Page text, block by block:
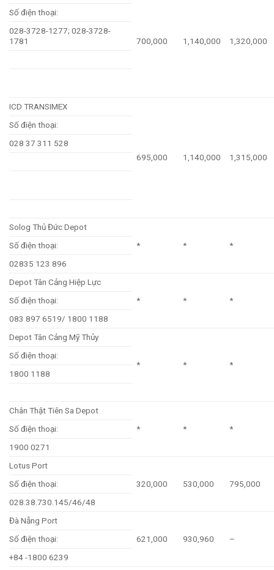
700,000 1,140,000 1,320,000
Số điện thoại:
028-3728-1277; 028-3728-
1781
ICD TRANSIMEX
695,000 1,140,000 1,315,000
Số điện thoại:
028 37 311 528
Solog Thủ Đức Depot
*
* *
Số điện thoại:
02835 123 896
Depot Tân Cảng Hiệp Lực
*
* *
Số điện thoại:
083 897 6519/ 1800 1188
Depot Tân Cảng Mỹ Thủy
* * *
Số điện thoại:
1800 1188
Chân Thật Tiên Sa Depot
*
* *
Số điện thoại:
1900 0271
Lotus Port
320,000
530,000 795,000
Số điện thoại:
028.38.730.145/46/48
Đà Nẵng Port
621,000
930,960 –
Số điện thoại:
+84 -1800 6239